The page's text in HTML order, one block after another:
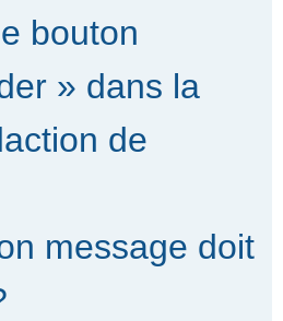
bouton
» dans la
de
message doit